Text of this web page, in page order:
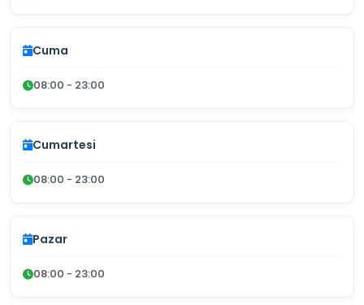
Cuma
08:00 - 23:00
Cumartesi
08:00 - 23:00
Pazar
08:00 - 23:00